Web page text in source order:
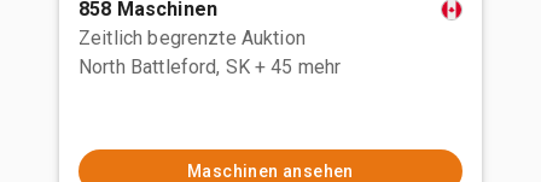
858 Maschinen
Zeitlich begrenzte Auktion
North Battleford, SK + 45 mehr
Maschinen ansehen